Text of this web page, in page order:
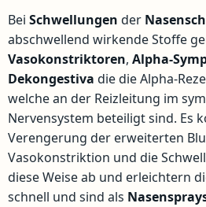
Bei Schwellungen der
abschwellend wirkende Stoffe
Vasokonstriktoren, Alpha-
Dekongestiva die die Alpha-
welche an der Reizleitung im
Nervensystem beteiligt sind. Es
Verengerung der erweiterten
Vasokonstriktion und die
diese Weise ab und erleichtern
schnell und sind als